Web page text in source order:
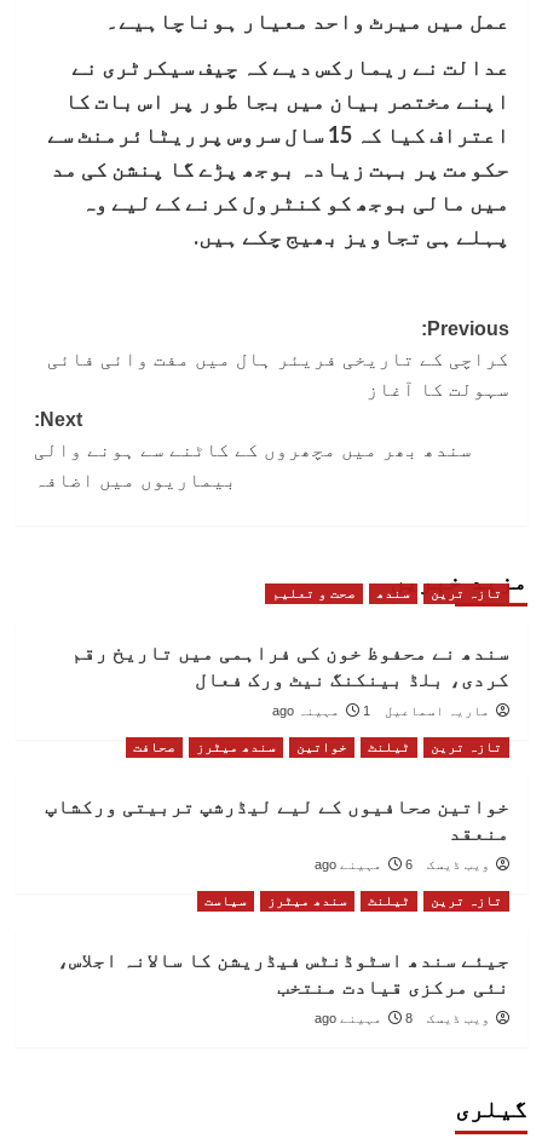
عمل میں میرٹ واحد معیار ہوناچاہیے۔
عدالت نے ریمارکس دیے کہ چیف سیکرٹری نے
اپنے مختصر بیان میں بجا طور پر اس بات کا
اعتراف کیا کہ 15 سال سروس پرریٹائرمنٹ سے
حکومت پر بہت زیادہ بوجھ پڑے گا پنشن کی مد
میں مالی بوجھ کو کنٹرول کرنے کے لیے وہ
پہلے ہی تجاویز بھیج چکے ہیں.
Post
navigation
Previous:
کراچی کے تاریخی فریئر ہال میں مفت وائی فائی
سہولت کا آغاز
Next:
سندھ بھر میں مچھروں کے کاٹنے سے ہونے والی
بیماریوں میں اضافہ
مزید خبریں
تازہ ترین سندھ صحت و تعلیم
سندھ نے محفوظ خون کی فراہمی میں تاریخ رقم
کردی، بلڈ بینکنگ نیٹ ورک فعال
ماریہ اسماعیل 1 مہینہ ago
تازہ ترین ٹیلنٹ خواتین سندھ میٹرز صحافت
خواتین صحافیوں کے لیے لیڈرشپ تربیتی ورکشاپ
منعقد
ویب ڈیسک 6 مہینے ago
تازہ ترین ٹیلنٹ سندھ میٹرز سیاست
جیئے سندھ اسٹوڈنٹس فیڈریشن کا سالانہ اجلاس،
نئی مرکزی قیادت منتخب
ویب ڈیسک 8 مہینے ago
گیلری